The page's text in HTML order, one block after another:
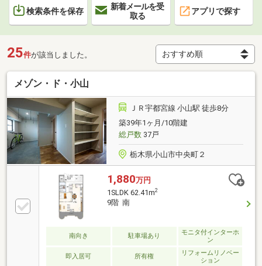
検索条件を保存
新着メールを受
取る
アプリで探す
25件が該当しました。
メゾン・ド・小山
ＪＲ宇都宮線 小山駅 徒歩8分
築39年1ヶ月/10階建
総戸数37戸
栃木県小山市中央町２
1,880万円
1SLDK 62.41m2
9階 南
南向き 駐車場あり
モニタ付インターホ
ン
即入居可 所有権
リフォームリノベー
ション